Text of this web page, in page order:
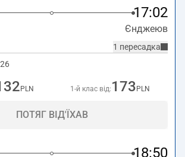
17:02
Єнджеюв
1 пересадка
PLN 1-й клас від: 173 PLN
ПОТЯГ ВІД'ЇХАВ
18:50